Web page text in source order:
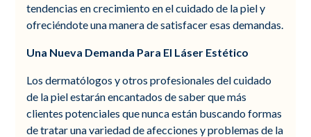
tendencias en crecimiento en el cuidado de la piel y
ofreciéndote una manera de satisfacer esas demandas.
Una Nueva Demanda Para El Láser Estético
Los dermatólogos y otros profesionales del cuidado
de la piel estarán encantados de saber que más
clientes potenciales que nunca están buscando formas
de tratar una variedad de afecciones y problemas de la